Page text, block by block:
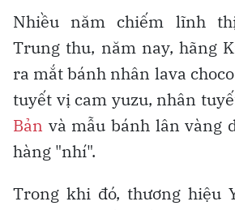
Nhiều năm chiếm lĩnh
Trung thu, năm nay, hãng
ra mắt bánh nhân lava
tuyết vị cam yuzu, nhân
Bản và mẫu bánh lân vàng
hàng "nhí".
Trong khi đó, thương hiệu